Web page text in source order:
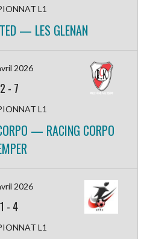
L1
— LES GLENAN
2026
2 - 7
L1
— RACING CORPO
2026
1 - 4
L1